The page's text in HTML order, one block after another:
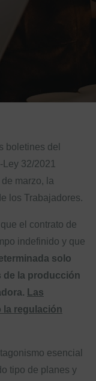
boletines del
32/2021
marzo, la
los Trabajadores.
el contrato de
indefinido y que
solo
de la producción
Las
la regulación
esencial
tipo de planes y